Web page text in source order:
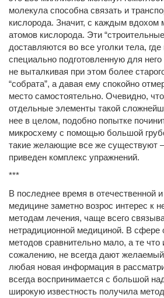
молекула способна связать и
кислорода. Значит, с каждым вдохом
атомов кислорода. Эти
доставляются во все уголки тела,
специально подготовленную для
не выталкивая при этом более
“собрата”, а давая ему спокойно
место самостоятельно. Очевидно,
отдельные элементы такой
нее в целом, подобно попытке
микросхему с помощью большой
такие желающие все же существуют
приведен комплекс упражнений.
***
В последнее время в отечественной
медицине заметно возрос интерес к
методам лечения, чаще всего
нетрадиционной медициной. В сфере
методов сравнительно мало, а те что
сожалению, не всегда дают
любая новая информация в
всегда воспринимается с большой
широкую известность получила